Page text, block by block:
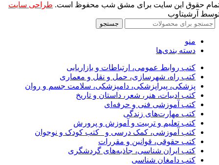
حقوق این سایت برای مشق شب محفوظ است. طراحی سایت
آرشیتاوب
جستجو
منو
دسته بندی‌ها
کتب روابط عمومی، ارتباطات و بازاریابی
کتب راه، شهرسازی، حمل و نقل و معماری
پزشکی، پیراپزشکی، دامپزشکی، سلامت جسم و روان
کتب ادبیات، هنر، شعر، داستان و تاریخ
کتب آموزشی فنی و حرفه‌ای
کتب مهارت‌های زندگی
کتب تعلیم و تربیت و آموزش و پرورش
کتب آموزشی، کمک درسی و _کتب کودک و نوجوان
کتب حقوقی، قوانین و مقررات
کتب ایران شناسی، جاذبه‌های گردشگری
کتب دامغان شناسی